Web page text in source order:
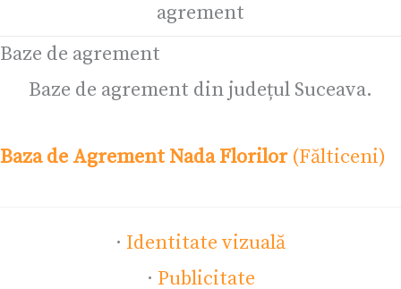
agrement
Baze de agrement
Baze de agrement din județul Suceava.
Baza de Agrement Nada Florilor(Fălticeni)
· Identitate vizuală
· Publicitate